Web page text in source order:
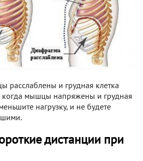
расслаблены и грудная клетка
когда мышцы напряжены и грудная
нагрузку, и не будете
дистанции при